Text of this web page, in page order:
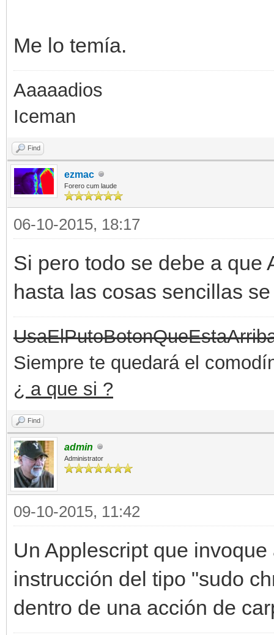
Me lo temía.
Aaaaadios
Iceman
Find
ezmac
Forero cum laude
06-10-2015, 18:17
Si pero todo se debe a que
hasta las cosas sencillas
Siempre te quedará el
¿ a que si ?
Find
admin
Administrator
09-10-2015, 11:42
Un Applescript que
instrucción del tipo "sudo
dentro de una acción de